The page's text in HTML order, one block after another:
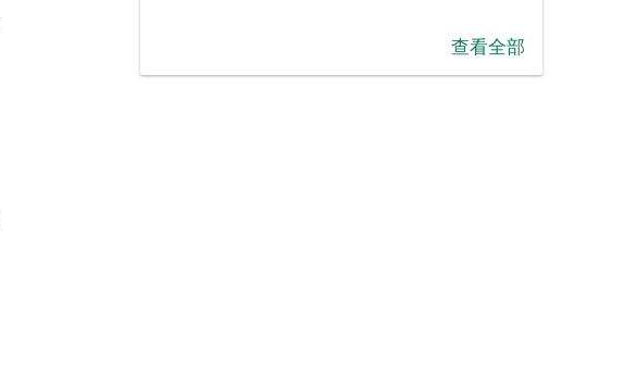
查看全部